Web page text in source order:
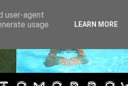
user-agent
usage
LEARN MORE